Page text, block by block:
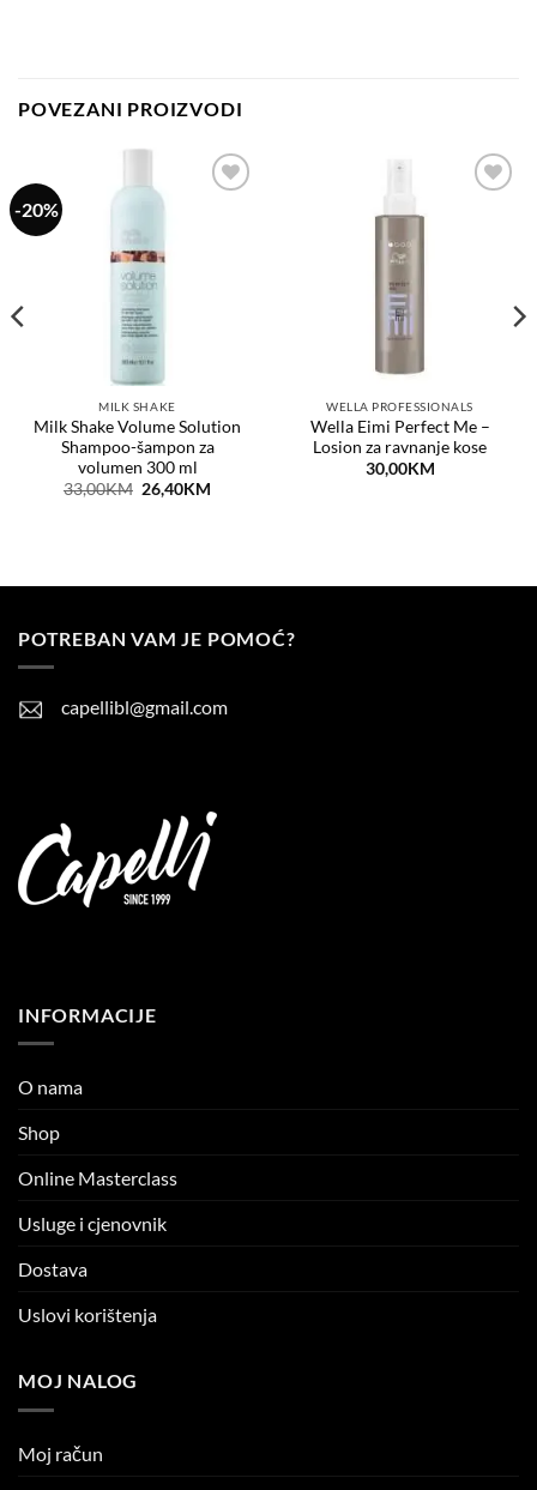
POVEZANI PROIZVODI
-20%
MILK SHAKE
Milk Shake Volume Solution
Shampoo-šampon za
volumen 300 ml
33,00KM Original
price
26,40KM
WELLA PROFESSIONALS
Wella Eimi Perfect Me –
Losion za ravnanje kose
30,00KM
POTREBAN VAM JE POMOĆ?
capellibl@gmail.com
INFORMACIJE
O nama
Shop
Online Masterclass
Usluge i cjenovnik
Dostava
Uslovi korištenja
MOJ NALOG
Moj račun